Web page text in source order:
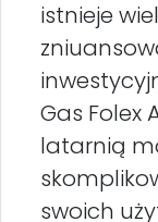
istnieje
Gas Folex
latarnią
swoich